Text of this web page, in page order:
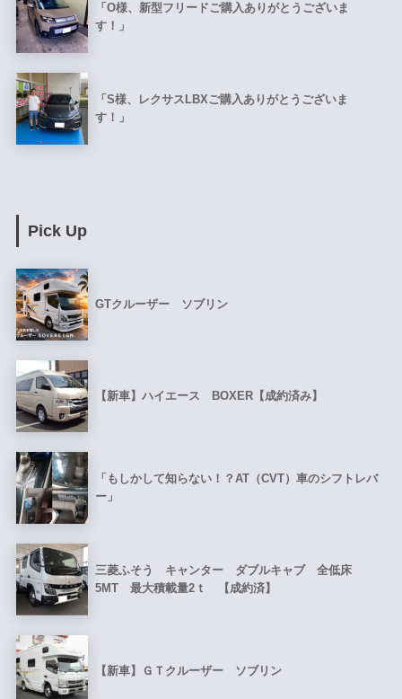
「O様、新型フリードご購入ありがとうございま
す！」
「S様、レクサスLBXご購入ありがとうございま
す！」
Pick Up
GTクルーザー ソブリン
【新車】ハイエース BOXER【成約済み】
「もしかして知らない！？AT（CVT）車のシフトレバ
ー」
三菱ふそう キャンター ダブルキャブ 全低床
5MT 最大積載量2ｔ 【成約済】
【新車】ＧＴクルーザー ソブリン